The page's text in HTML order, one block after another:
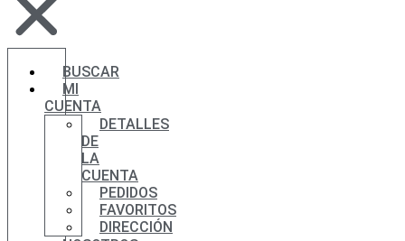
BUSCAR
MI
CUENTA
DETALLES
DE
LA
CUENTA
PEDIDOS
FAVORITOS
DIRECCIÓN